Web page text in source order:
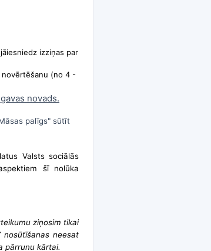
izziņas par
novērtēšanu (no 4 -
novads.
palīgs" sūtīt
Valsts sociālās
šī nolūka
ziņosim tikai
neesat
pārrunu kārtai.